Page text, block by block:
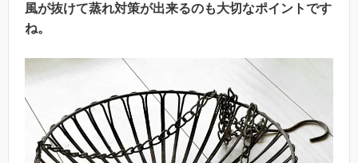
風が抜けて蒸れ対策が出来るのも大切なポイントです
ね。